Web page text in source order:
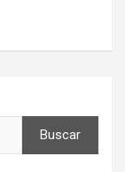
Buscar